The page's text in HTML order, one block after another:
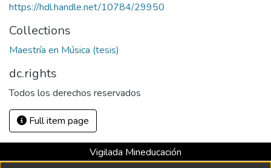
https://hdl.handle.net/10784/29950
Collections
Maestría en Música (tesis)
dc.rights
Todos los derechos reservados
Full item page
Vigilada Mineducación